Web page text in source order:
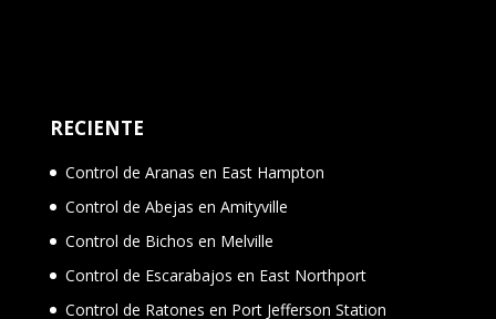
RECIENTE
Control de Aranas en East Hampton
Control de Abejas en Amityville
Control de Bichos en Melville
Control de Escarabajos en East Northport
Control de Ratones en Port Jefferson Station